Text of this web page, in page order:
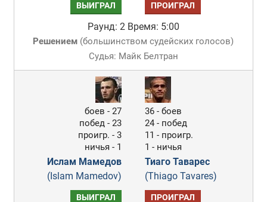
ВЫИГРАЛ ПРОИГРАЛ
Раунд: 2 Время: 5:00
Решением (большинством судейских голосов)
Судья: Майк Белтран
боев - 27
побед - 23
проигр. - 3
ничья - 1
Ислам Мамедов
(Islam Mamedov)
36 - боев
24 - побед
11 - проигр.
1 - ничья
Тиаго Таварес
(Thiago Tavares)
ВЫИГРАЛ ПРОИГРАЛ